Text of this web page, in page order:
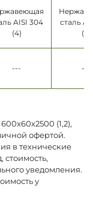
AISI 304
(4)
сталь
(5)
--- ---
(1,2),
офертой.
в технические
уведомления.
у